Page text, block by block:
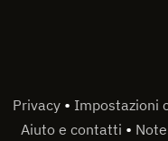
Privacy • Impostazioni
Aiuto e contatti •